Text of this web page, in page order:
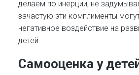
делаем по инерции, не
зачастую эти комплименты
негативное воздействие на
детей.
Самооценка у